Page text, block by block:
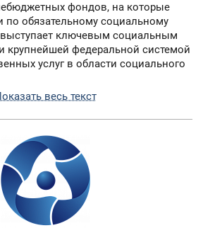
фондов, на которые
обязательному социальному
ключевым социальным
крупнейшей федеральной системой
услуг в области социального
весь текст